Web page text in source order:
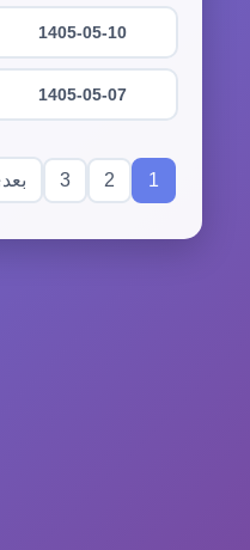
1405-05-10
1405-05-07
1
2
3